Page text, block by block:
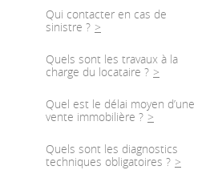
Qui contacter en cas de
sinistre ?
Quels sont les travaux à la
charge du locataire ?
Quel est le délai moyen d’une
vente immobilière ?
Quels sont les diagnostics
techniques obligatoires ?